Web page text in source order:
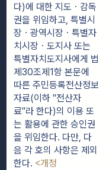
다)에 대한 지도ㆍ감독
권을 위임하고, 특별시
장ㆍ광역시장ㆍ특별자
치시장ㆍ도지사 또는
특별자치도지사에게 법
제30조제1항 본문에
따른 주민등록전산정보
자료(이하 "전산자
료"라 한다)의 이용 또
는 활용에 관한 승인권
을 위임한다. 다만, 다
음 각 호의 사항은 제외
한다. <개정